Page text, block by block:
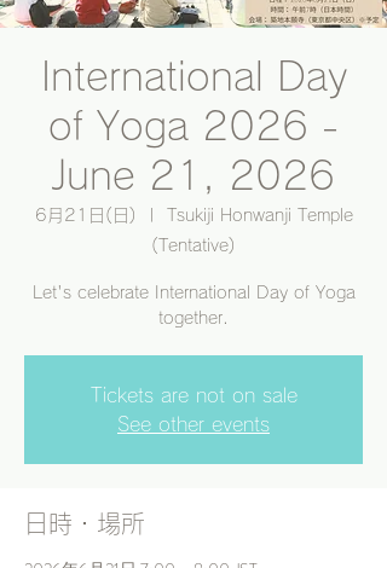
International Day
of Yoga 2026 -
June 21, 2026
6月21日(日)
Tsukiji Honwanji Temple
(Tentative)
Let's celebrate International Day of Yoga
together.
Tickets are not on sale
See other events
日時・場所